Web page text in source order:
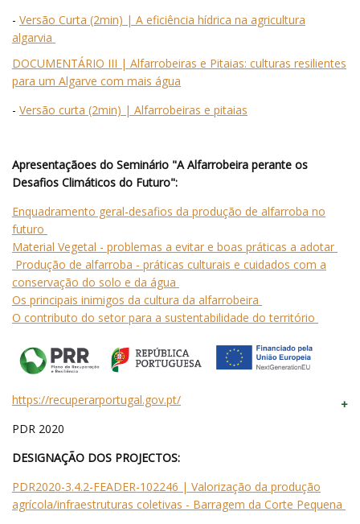
- Versão Curta (2min) | A eficiência hídrica na agricultura
algarvia
DOCUMENTÁRIO III | Alfarrobeiras e Pitaias: culturas resilientes
para um Algarve com mais água
- Versão curta (2min) | Alfarrobeiras e pitaias
Apresentaçãoes do Seminário "A Alfarrobeira perante os
Desafios Climáticos do Futuro":
Enquadramento geral-desafios da produção de alfarroba no
futuro
Material Vegetal - problemas a evitar e boas práticas a adotar
Produção de alfarroba - práticas culturais e cuidados com a
conservação do solo e da água
Os principais inimigos da cultura da alfarrobeira
O contributo do setor para a sustentabilidade do território
https://recuperarportugal.gov.pt/
PDR 2020
DESIGNAÇÃO DOS PROJECTOS:
PDR2020-3.4.2-FEADER-102246 | Valorização da produção
agrícola/infraestruturas coletivas - Barragem da Corte Pequena